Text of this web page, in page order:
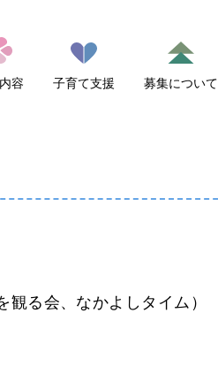
容 子育て支援 募集について
る会、なかよしタイム）